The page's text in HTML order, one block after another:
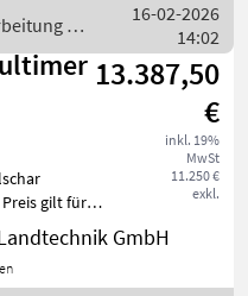
/
16-02-2026
14:02
13.387,50
€
inkl. 19%
MwSt
11.250 €
exkl.
gilt für
Zustand.
GmbH